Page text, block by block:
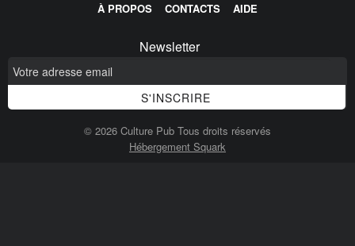
À PROPOS CONTACTS AIDE
Newsletter
© 2026 Culture Pub Tous droits réservés
Hébergement Squark